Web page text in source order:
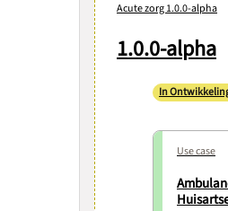
Acute zorg 1.0.0-alpha
1.0.0-alpha
In
Use case